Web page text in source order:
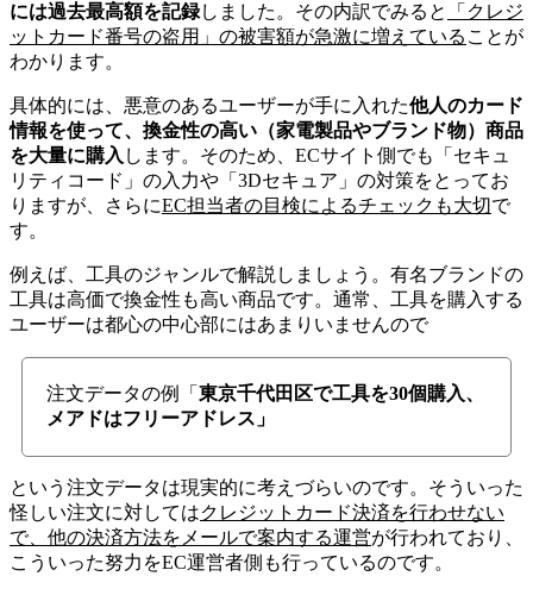
には過去最高額を記録しました。その内訳でみると
「クレジ
ットカード番号の盗用」の被害額が急激に増えている ことが
わかります。
具体的には、悪意のあるユーザーが手に入れた他人のカード
情報を使って、換金性の高い（家電製品やブランド物）商品
を大量に購入 します。そのため、ECサイト側でも「セキュ
リティコード」の入力や「3Dセキュア」の対策をとってお
りますが、さらにEC担当者の目検によるチェックも大切で
す。
例えば、工具のジャンルで解説しましょう。有名ブランドの
工具は高価で換金性も高い商品です。通常、工具を購入する
ユーザーは都心の中心部にはあまりいませんので
注文データの例「 東京千代田区で工具を30個購入、
メアドはフリーアドレス」
という注文データは現実的に考えづらいのです。そういった
怪しい注文に対してはクレジットカード決済を行わせない
で、他の決済方法をメールで案内する運営が行われており、
こういった努力をEC運営者側も行っているのです。